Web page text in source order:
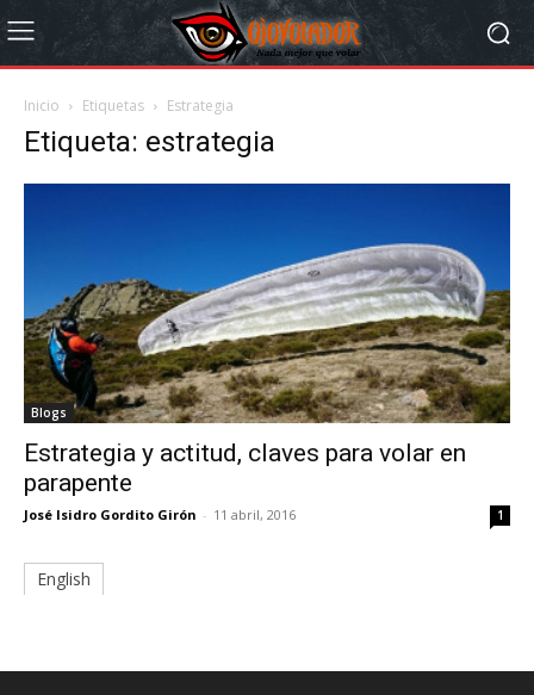
Inicio Etiquetas Estrategia
Etiqueta: estrategia
Blogs
Estrategia y actitud, claves para volar en
parapente
José Isidro Gordito Girón - 11 abril, 2016 1
English